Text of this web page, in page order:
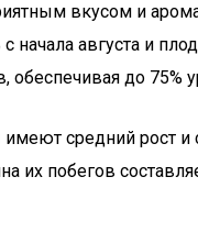
вкусом и
начала августа и
обеспечивая до 75%
средний рост и
их побегов